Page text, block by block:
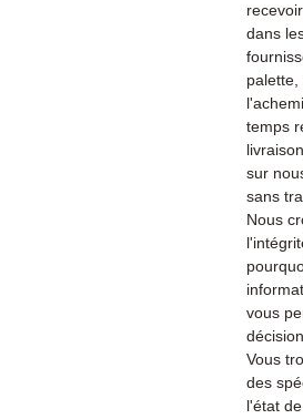
dans
palette,
temps
sur
sans
Nous
vous
Vous
des
l'état